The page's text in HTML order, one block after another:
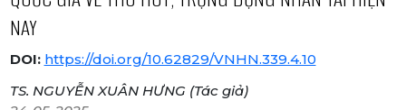
NAY
DOI: https://doi.org/10.62829/VNHN.339.4.10
TS. NGUYỄN XUÂN HƯNG (Tác giả)